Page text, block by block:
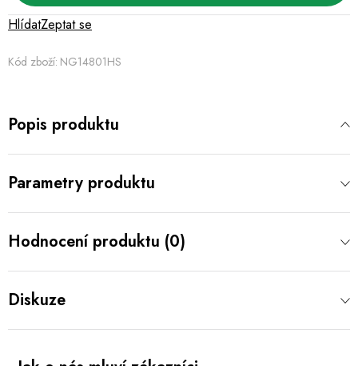
Kód zboží: NG14801HS
Zeptat se
Hlídat
Popis produktu
Parametry produktu
Hodnocení produktu (0)
Diskuze